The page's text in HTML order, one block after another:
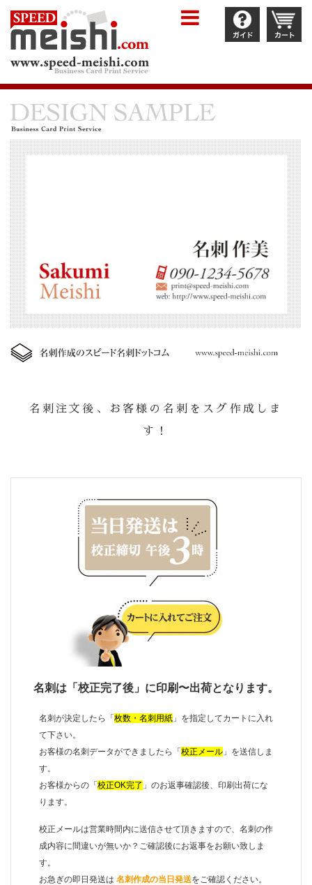
名刺注文後、お客様の名刺をスグ作成しま
す！
名刺は「校正完了後」に印刷〜出荷となります。
名刺が決定したら「枚数・名刺用紙 」を指定してカートに入れ
て下さい。
お客様の名刺データができましたら「校正メール 」を送信しま
す。
お客様からの「校正OK完了 」のお返事確認後、印刷出荷にな
ります。
校正メールは営業時間内に送信させて頂きますので、名刺の作
成内容に間違いが無いか？ご確認後にお返事をお願い致しま
す。
お急ぎの即日発送は 名刺作成の当日発送をご確認ください。